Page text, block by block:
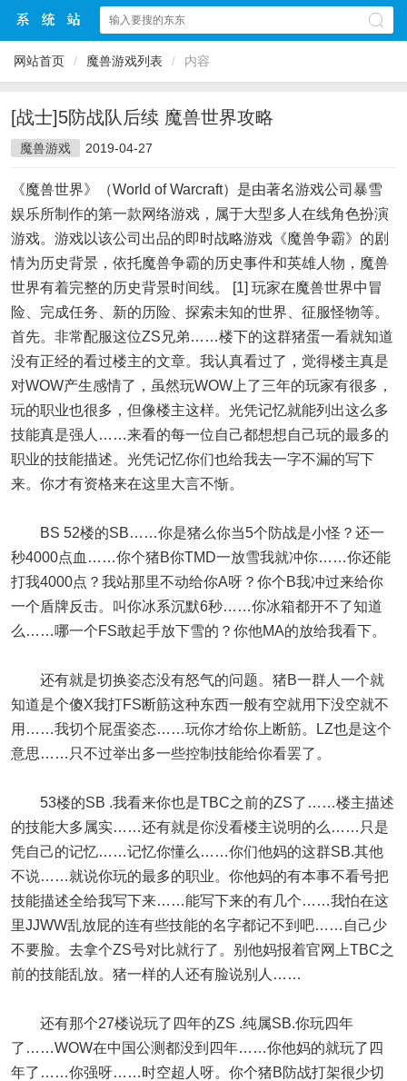
网站首页 / 魔兽游戏列表 / 内容
[战士]5防战队后续 魔兽世界攻略
魔兽游戏 2019-04-27
《魔兽世界》（World of Warcraft）是由著名游戏公司暴雪
娱乐所制作的第一款网络游戏，属于大型多人在线角色扮演
游戏。游戏以该公司出品的即时战略游戏《魔兽争霸》的剧
情为历史背景，依托魔兽争霸的历史事件和英雄人物，魔兽
世界有着完整的历史背景时间线。 [1] 玩家在魔兽世界中冒
险、完成任务、新的历险、探索未知的世界、征服怪物等。
首先。非常配服这位ZS兄弟……楼下的这群猪蛋一看就知道
没有正经的看过楼主的文章。我认真看过了，觉得楼主真是
对WOW产生感情了，虽然玩WOW上了三年的玩家有很多，
玩的职业也很多，但像楼主这样。光凭记忆就能列出这么多
技能真是强人……来看的每一位自己都想想自己玩的最多的
职业的技能描述。光凭记忆你们也给我去一字不漏的写下
来。你才有资格来在这里大言不惭。
BS 52楼的SB……你是猪么你当5个防战是小怪？还一
秒4000点血……你个猪B你TMD一放雪我就冲你……你还能
打我4000点？我站那里不动给你A呀？你个B我冲过来给你
一个盾牌反击。叫你冰系沉默6秒……你冰箱都开不了知道
么……哪一个FS敢起手放下雪的？你他MA的放给我看下。
还有就是切换姿态没有怒气的问题。猪B一群人一个就
知道是个傻X我打FS断筋这种东西一般有空就用下没空就不
用……我切个屁蛋姿态……玩你才给你上断筋。LZ也是这个
意思……只不过举出多一些控制技能给你看罢了。
53楼的SB .我看来你也是TBC之前的ZS了……楼主描述
的技能大多属实……还有就是你没看楼主说明的么……只是
凭自己的记忆……记忆你懂么……你们他妈的这群SB.其他
不说……就说你玩的最多的职业。你他妈的有本事不看号把
技能描述全给我写下来……能写下来的有几个……我怕在这
里JJWW乱放屁的连有些技能的名字都记不到吧……自己少
不要脸。去拿个ZS号对比就行了。别他妈报着官网上TBC之
前的技能乱放。猪一样的人还有脸说别人……
还有那个27楼说玩了四年的ZS .纯属SB.你玩四年
了……WOW在中国公测都没到四年……你他妈的就玩了四
年了……你强呀……时空超人呀。你个猪B防战打架很少切